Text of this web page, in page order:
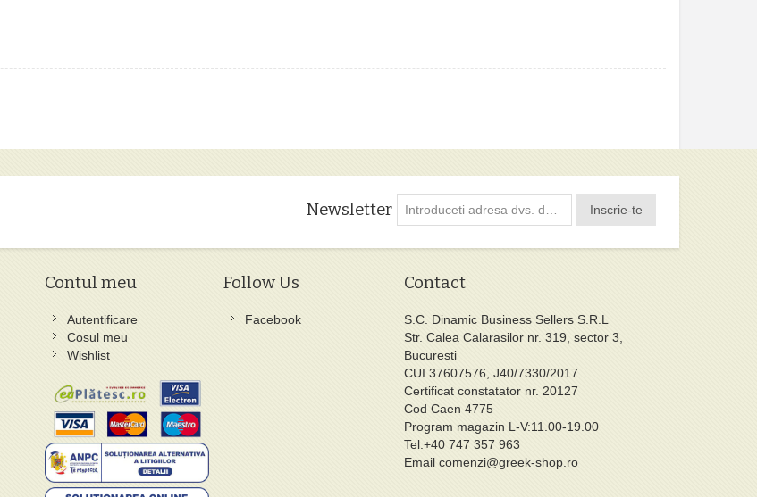
Newsletter Inscrie-te
Contul meu
Autentificare
Cosul meu
Wishlist
Follow Us
Facebook
Contact
S.C. Dinamic Business Sellers S.R.L
Str. Calea Calarasilor nr. 319, sector 3,
Bucuresti
CUI 37607576, J40/7330/2017
Certificat constatator nr. 20127
Cod Caen 4775
Program magazin L-V:11.00-19.00
Tel:+40 747 357 963
Email comenzi@greek-shop.ro